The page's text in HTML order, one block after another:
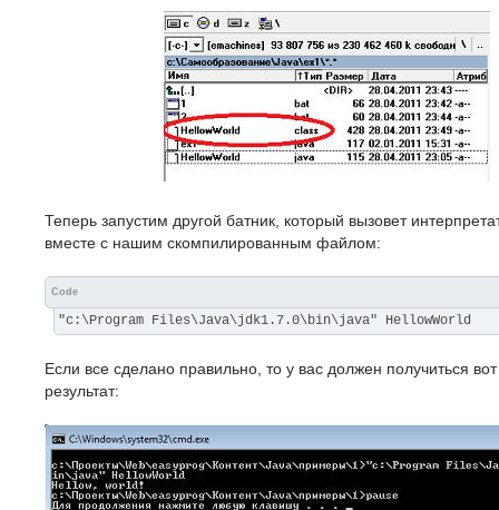
Теперь запустим другой батник, который вызовет
вместе с нашим скомпилированным файлом:
Code
"c:\Program Files\Java\jdk1.7.0\bin\java" HellowWorld
Если все сделано правильно, то у вас должен получиться вот
результат: